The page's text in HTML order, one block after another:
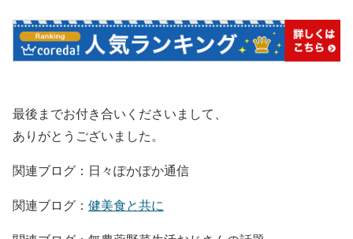
最後までお付き合いくださいまして、
ありがとうございました。
関連ブログ：日々ぽかぽか通信
関連ブログ： 健美食と共に